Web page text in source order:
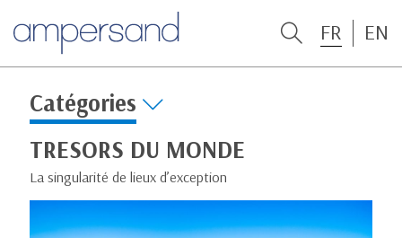
FR EN
Catégories
TRESORS DU MONDE
La singularité de lieux d’exception